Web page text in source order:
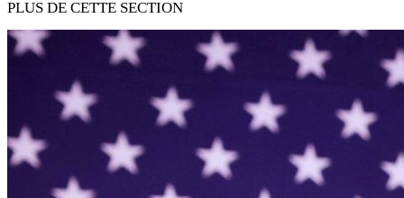
PLUS DE CETTE SECTION